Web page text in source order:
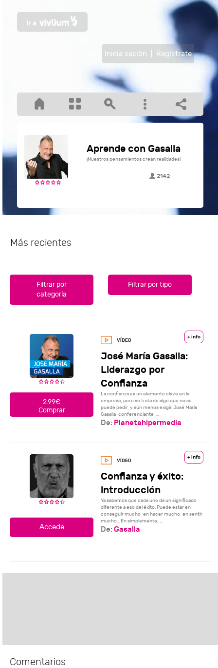
Inicia sesión Regístrate
Aprende con Gasalla
¡Nuestros pensamientos crean realidades!
2142
Más recientes
Filtrar por
categoría
Filtrar por tipo
2.99€
Comprar
+ info
José María Gasalla:
Liderazgo por
Confianza
La confianza es un elemento clave en la
empresa, pero se trata de algo que no se
puede pedir, y aún menos exigir. José María
Gasalla, conferenciante, ...
De: Planetahipermedia
+ info
Confianza y éxito:
introducción
Ya sabemos que cada uno da un significado
diferente a eso del éxito. Puede estar en
conseguir mucho, en hacer mucho, en sentir
mucho… En simplemente, ...
De:Gasalla
Comentarios